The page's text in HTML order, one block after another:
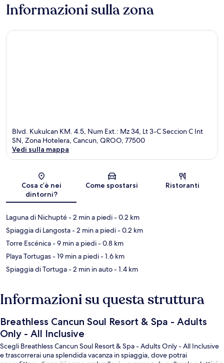
Informazioni sulla zona
Blvd. Kukulcan KM. 4.5, Num Ext.: Mz 34, Lt 3-C Seccion C Int
SN, Zona Hotelera, Cancun, QROO, 77500
Vedi sulla mappa
Cosa c’è nei
dintorni?
Come spostarsi Ristoranti
Laguna di Nichupté- 2 min a piedi- 0.2 km
Spiaggia di Langosta- 2 min a piedi- 0.2 km
Torre Escénica- 9 min a piedi- 0.8 km
Playa Tortugas- 19 min a piedi- 1.6 km
Spiaggia di Tortuga- 2 min in auto- 1.4 km
Informazioni su questa struttura
Breathless Cancun Soul Resort & Spa - Adults
Only - All Inclusive
Scegli Breathless Cancun Soul Resort & Spa - Adults Only - All Inclusive
e trascorrerai una splendida vacanza in spiaggia, dove potrai